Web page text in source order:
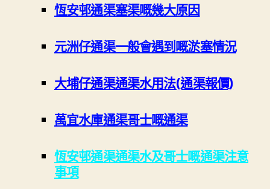
恆安邨通渠塞渠嘅幾大原因
元洲仔通渠一般會遇到嘅淤塞情況
大埔仔通渠通渠水用法(通渠報價)
萬宜水庫通渠哥士嘅通渠
恆安邨通渠通渠水及哥士嘅通渠注意
事項